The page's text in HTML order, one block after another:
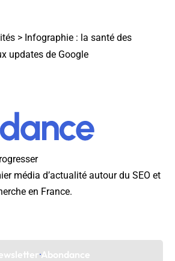
> Infographie : la santé des
updates de Google
média d’actualité autour du SEO et
en France.
Abondance